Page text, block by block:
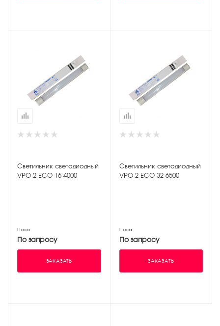
Светильник светодиодный
VPO 2 ЕСО-16-4000
Цена
По запросу
ЗАКАЗАТЬ
Светильник светодиодный
VPO 2 ЕСО-32-6500
Цена
По запросу
ЗАКАЗАТЬ